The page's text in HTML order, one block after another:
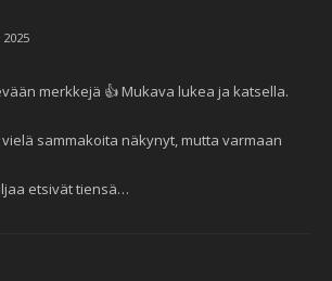
merkkejä 👍 Mukava lukea ja katsella.
sammakoita näkynyt, mutta varmaan
etsivät tiensä…